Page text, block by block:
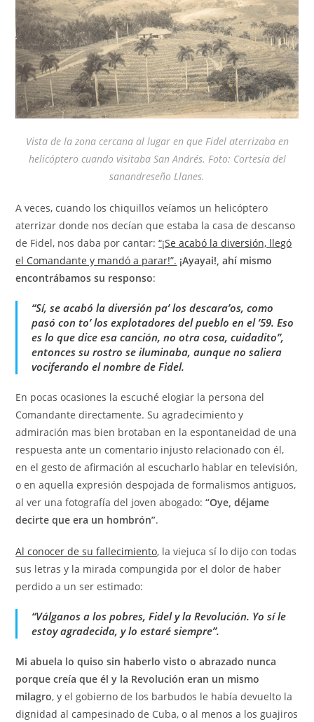
Vista de la zona cercana al lugar en que Fidel aterrizaba en
helicóptero cuando visitaba San Andrés. Foto: Cortesía del
sanandreseño Llanes.
A veces, cuando los chiquillos veíamos un helicóptero
aterrizar donde nos decían que estaba la casa de descanso
de Fidel, nos daba por cantar:“¡Se acabó la diversión, llegó
el Comandante y mandó a parar!”. ¡Ayayai!, ahí mismo
encontrábamos su responso:
“Sí, se acabó la diversión pa’ los descara’os, como
pasó con to’ los explotadores del pueblo en el ’59. Eso
es lo que dice esa canción, no otra cosa, cuidadito”,
entonces su rostro se iluminaba, aunque no saliera
vociferando el nombre de Fidel.
En pocas ocasiones la escuché elogiar la persona del
Comandante directamente. Su agradecimiento y
admiración mas bien brotaban en la espontaneidad de una
respuesta ante un comentario injusto relacionado con él,
en el gesto de afirmación al escucharlo hablar en televisión,
o en aquella expresión despojada de formalismos antiguos,
al ver una fotografía del joven abogado:“Oye, déjame
decirte que era un hombrón”.
Al conocer de su fallecimiento, la viejuca sí lo dijo con todas
sus letras y la mirada compungida por el dolor de haber
perdido a un ser estimado:
“Válganos a los pobres, Fidel y la Revolución. Yo sí le
estoy agradecida, y lo estaré siempre”.
Mi abuela lo quiso sin haberlo visto o abrazado nunca
porque creía que él y la Revolución eran un mismo
milagro, y el gobierno de los barbudos le había devuelto la
dignidad al campesinado de Cuba, o al menos a los guajiros